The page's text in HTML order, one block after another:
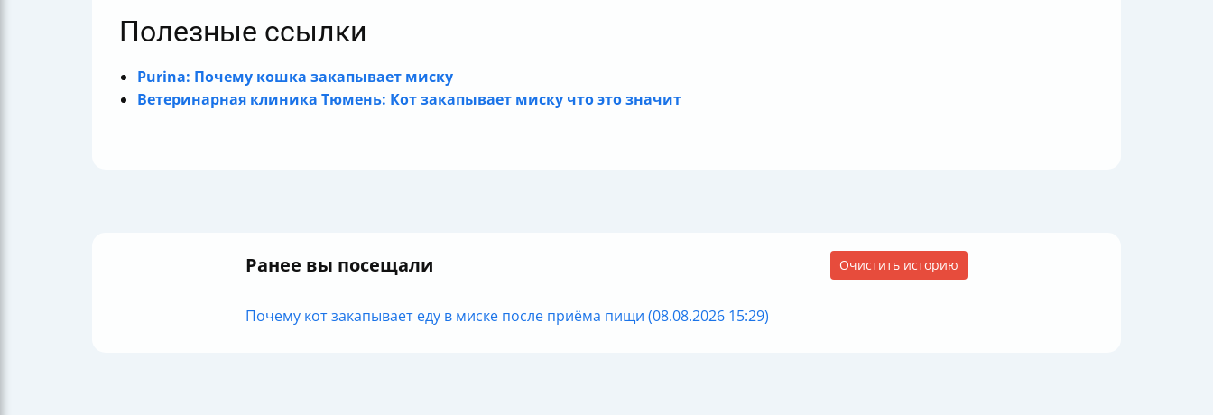
Полезные ссылки
Purina: Почему кошка закапывает миску
Ветеринарная клиника Тюмень: Кот закапывает миску что это значит
Ранее вы посещали Очистить историю
Почему кот закапывает еду в миске после приёма пищи (08.08.2026 15:29)